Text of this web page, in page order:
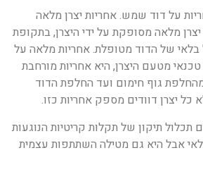
על דוד שמש. אחריות יצרן מלאה
יצרן מלאה מסופקת על ידי היצרן, בתקופת
בלאי של הדוד מטופלת. אחריות מלאה על
מטעם היצרן, היא אחריות מורחבת
גוף חימום ועד החלפת הדוד
כל יצרן דוודים מספק אחריות כזו.
תכלול תיקון של תקלות קריטיות הנוגעות
אבל היא גם מטילה השתתפות עצמית